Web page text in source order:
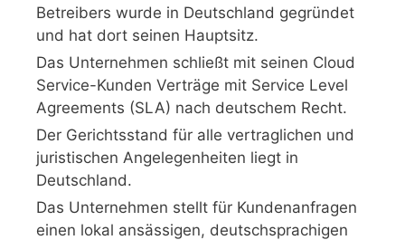
Betreibers wurde in Deutschland gegründet
und hat dort seinen Hauptsitz.
Das Unternehmen schließt mit seinen Cloud
Service-Kunden Verträge mit Service Level
Agreements (SLA) nach deutschem Recht.
Der Gerichtsstand für alle vertraglichen und
juristischen Angelegenheiten liegt in
Deutschland.
Das Unternehmen stellt für Kundenanfragen
einen lokal ansässigen, deutschsprachigen